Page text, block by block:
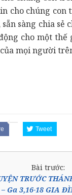
cho chúng con
sẵn sàng chia sẻ
cho một thế
mọi người
Tweet
Bài trước:
TRƯỚC
Ga 3,16-18 GIA